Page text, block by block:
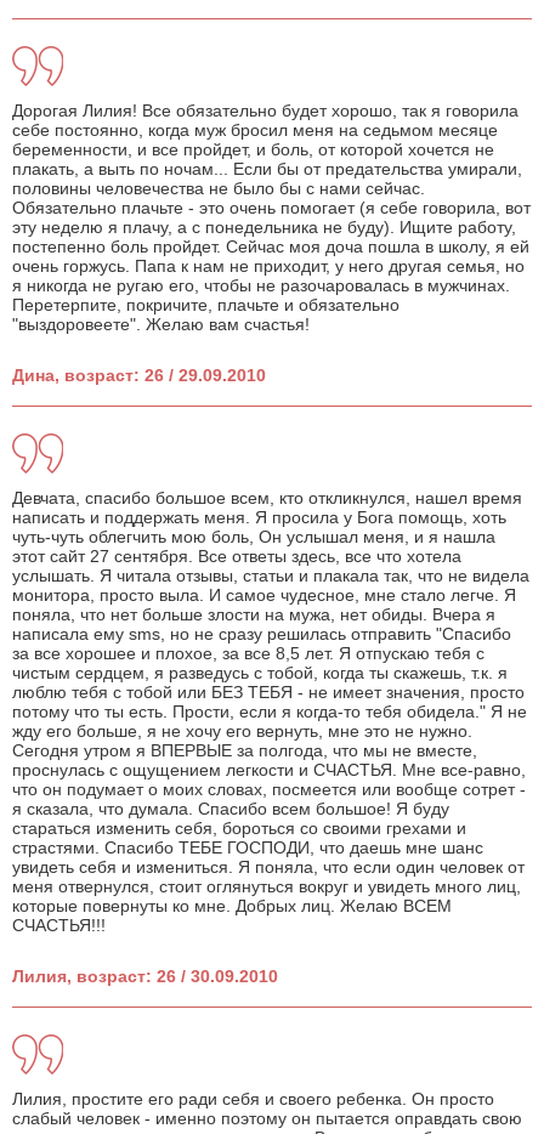
Дорогая Лилия! Все обязательно будет хорошо, так я говорила
себе постоянно, когда муж бросил меня на седьмом месяце
беременности, и все пройдет, и боль, от которой хочется не
плакать, а выть по ночам... Если бы от предательства умирали,
половины человечества не было бы с нами сейчас.
Обязательно плачьте - это очень помогает (я себе говорила, вот
эту неделю я плачу, а с понедельника не буду). Ищите работу,
постепенно боль пройдет. Сейчас моя доча пошла в школу, я ей
очень горжусь. Папа к нам не приходит, у него другая семья, но
я никогда не ругаю его, чтобы не разочаровалась в мужчинах.
Перетерпите, покричите, плачьте и обязательно
"выздоровеете". Желаю вам счастья!
Дина, возраст: 26 / 29.09.2010
Девчата, спасибо большое всем, кто откликнулся, нашел время
написать и поддержать меня. Я просила у Бога помощь, хоть
чуть-чуть облегчить мою боль, Он услышал меня, и я нашла
этот сайт 27 сентября. Все ответы здесь, все что хотела
услышать. Я читала отзывы, статьи и плакала так, что не видела
монитора, просто выла. И самое чудесное, мне стало легче. Я
поняла, что нет больше злости на мужа, нет обиды. Вчера я
написала ему sms, но не сразу решилась отправить "Спасибо
за все хорошее и плохое, за все 8,5 лет. Я отпускаю тебя с
чистым сердцем, я разведусь с тобой, когда ты скажешь, т.к. я
люблю тебя с тобой или БЕЗ ТЕБЯ - не имеет значения, просто
потому что ты есть. Прости, если я когда-то тебя обидела." Я не
жду его больше, я не хочу его вернуть, мне это не нужно.
Сегодня утром я ВПЕРВЫЕ за полгода, что мы не вместе,
проснулась с ощущением легкости и СЧАСТЬЯ. Мне все-равно,
что он подумает о моих словах, посмеется или вообще сотрет -
я сказала, что думала. Спасибо всем большое! Я буду
стараться изменить себя, бороться со своими грехами и
страстями. Спасибо ТЕБЕ ГОСПОДИ, что даешь мне шанс
увидеть себя и измениться. Я поняла, что если один человек от
меня отвернулся, стоит оглянуться вокруг и увидеть много лиц,
которые повернуты ко мне. Добрых лиц. Желаю ВСЕМ
СЧАСТЬЯ!!!
Лилия, возраст: 26 / 30.09.2010
Лилия, простите его ради себя и своего ребенка. Он просто
слабый человек - именно поэтому он пытается оправдать свою